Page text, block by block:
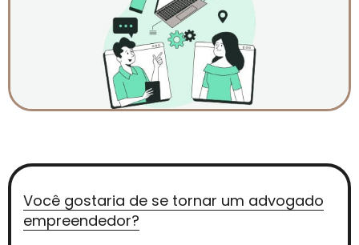
Você gostaria de se tornar um advogado
empreendedor?